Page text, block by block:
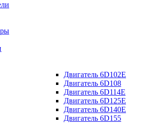
Двигатель 6D102E
Двигатель 6D108
Двигатель 6D114E
Двигатель 6D125E
Двигатель 6D140E
Двигатель 6D155